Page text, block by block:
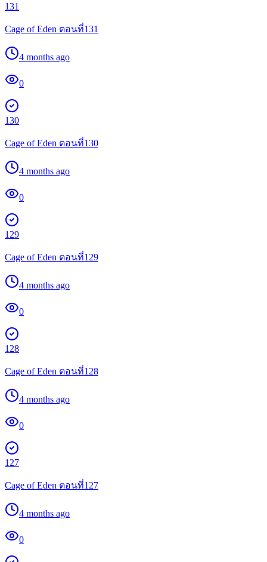
131
Cage of Eden ตอนที่131
4 months ago
0
130
Cage of Eden ตอนที่130
4 months ago
0
129
Cage of Eden ตอนที่129
4 months ago
0
128
Cage of Eden ตอนที่128
4 months ago
0
127
Cage of Eden ตอนที่127
4 months ago
0